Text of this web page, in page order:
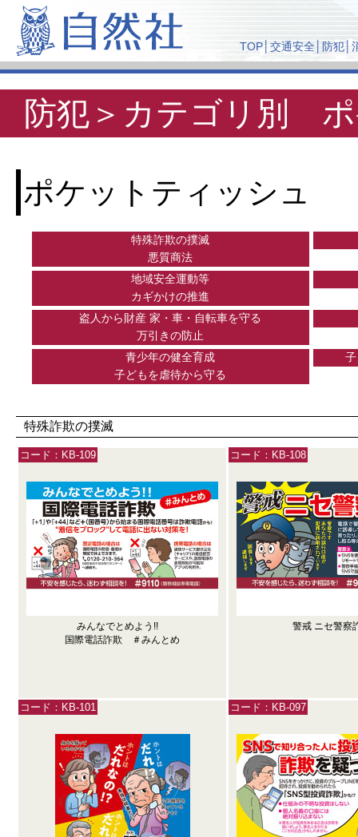
TOP 交通安全 防犯│
防犯＞カテゴリ別
ポケットティッシュ
特殊詐欺の撲滅
悪質商法
地域安全運動等
カギかけの推進
盗人から財産 家・車・自転車を守る
万引きの防止
青少年の健全育成
子どもを虐待から守る
特殊詐欺の撲滅
コード：KB-109
みんなでとめよう!!
国際電話詐欺 ＃みんとめ
コード：KB-108
警戒 ニセ警察
コード：KB-101 コード：KB-097